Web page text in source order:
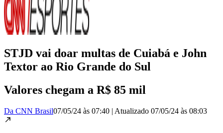
STJD vai doar multas de Cuiabá e John
Textor ao Rio Grande do Sul
Valores chegam a R$ 85 mil
Da CNN Brasil07/05/24 às 07:40 | Atualizado 07/05/24 às 08:03